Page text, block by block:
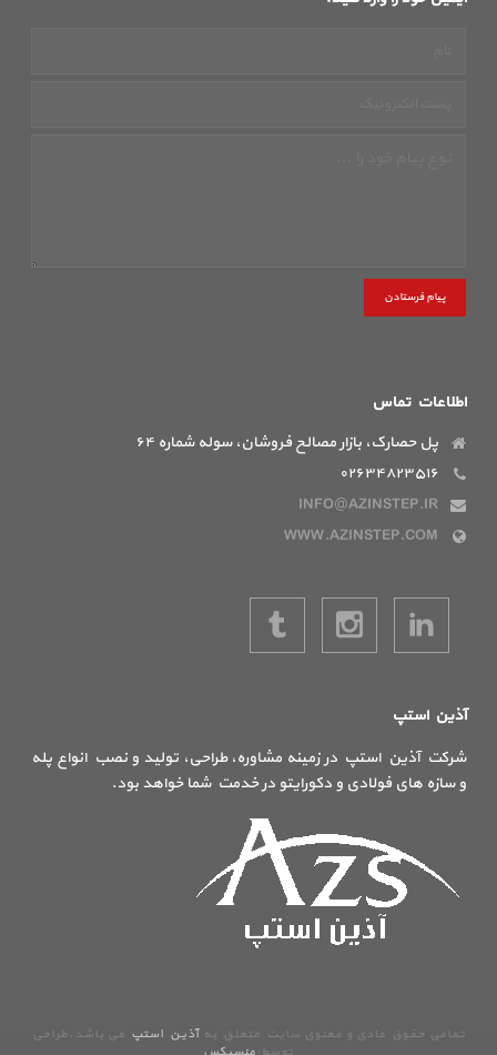
پیام فرستادن
اطلاعات تماس
پل حصارک، بازار مصالح فروشان، سوله شماره ۶۴
۰۲۶۳۴۸۲۳۵۱۶
INFO@AZINSTEP.IR
WWW.AZINSTEP.COM
آذین استپ
شرکت آذین استپ در زمینه مشاوره، طراحی، تولید و نصب انواع پله
و سازه های فولادی و دکورایتو در خدمت شما خواهد بود.
تمامی حقوق مادی و معنوی سایت متعلق بهآذین استپ می باشد.طراحی